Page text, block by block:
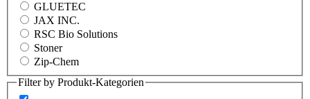
GLUETEC
JAX INC.
RSC Bio Solutions
Stoner
Zip-Chem
Filter by Produkt-Kategorien